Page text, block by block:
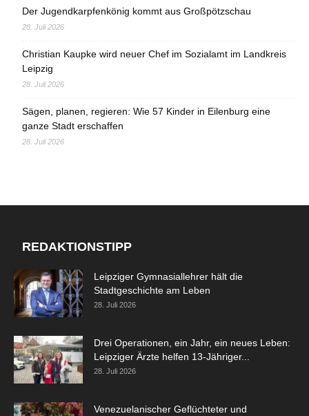
Der Jugendkarpfenkönig kommt aus Großpötzschau
28. Juli 2026
Christian Kaupke wird neuer Chef im Sozialamt im Landkreis
Leipzig
28. Juli 2026
Sägen, planen, regieren: Wie 57 Kinder in Eilenburg eine
ganze Stadt erschaffen
28. Juli 2026
REDAKTIONSTIPP
Leipziger Gymnasiallehrer hält die
Stadtgeschichte am Leben
28. Juli 2026
Drei Operationen, ein Jahr, ein neues Leben:
Leipziger Ärzte helfen 13-Jähriger...
28. Juli 2026
Venezuelanischer Geflüchteter und